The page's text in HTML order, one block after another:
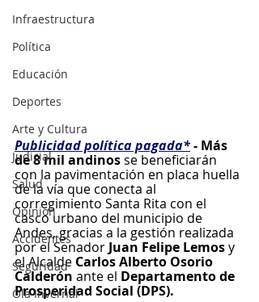
Infraestructura
Política
Educación
Deportes
Arte y Cultura
Judicial
Salud
Opinión
Accidentes
Seguridad
Ola Invernal
Publicidad política pagada* - Más
de 8 mil andinos se beneficiarán
con la pavimentación en placa huella
de la vía que conecta al
corregimiento Santa Rita con el
casco urbano del municipio de
Andes, gracias a la gestión realizada
por el Senador Juan Felipe Lemos y
el Alcalde Carlos Alberto Osorio
Calderón ante el Departamento de
Prosperidad Social (DPS).